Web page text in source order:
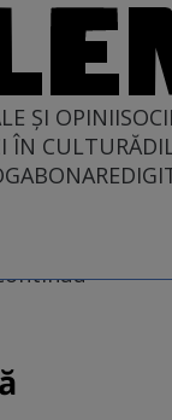
ȘI OPINII
ÎN CULTURĂ
ABONARE